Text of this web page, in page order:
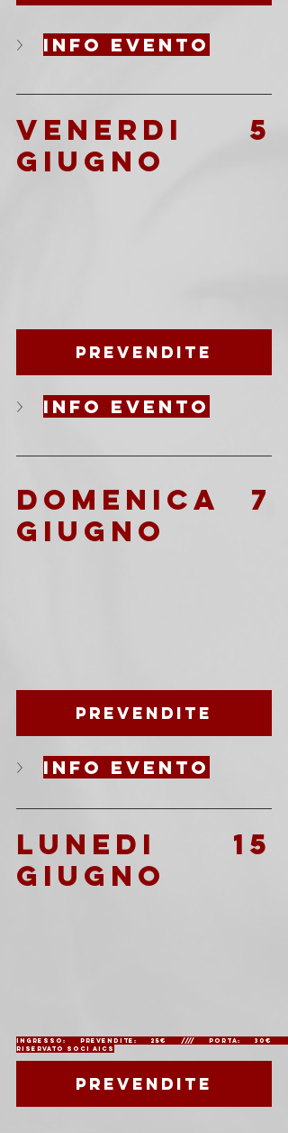
info evento
VENERDI 5
giugno
Prevendite
info evento
DOMENICA 7
giugno
Prevendite
info evento
LUnedi 15
giugno
Ingresso: Prevendite: 25€ //// Porta: 30€
Riservato soci AICS
Prevendite